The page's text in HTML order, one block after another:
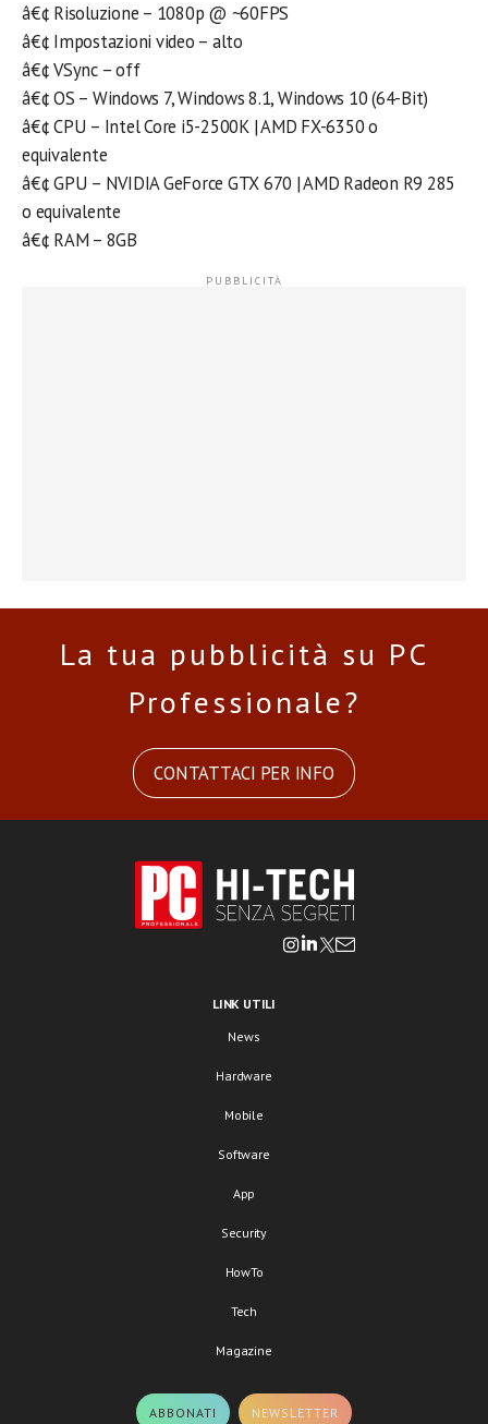
â€¢ Risoluzione – 1080p @ ~60FPS
â€¢ Impostazioni video – alto
â€¢ VSync – off
â€¢ OS – Windows 7, Windows 8.1, Windows 10 (64-Bit)
â€¢ CPU – Intel Core i5-2500K | AMD FX-6350 o
equivalente
â€¢ GPU – NVIDIA GeForce GTX 670 | AMD Radeon R9 285
o equivalente
â€¢ RAM – 8GB
La tua pubblicità su PC
Professionale?
CONTATTACI PER INFO
LINK UTILI
News
Hardware
Mobile
Software
App
Security
HowTo
Tech
Magazine
ABBONATI NEWSLETTER